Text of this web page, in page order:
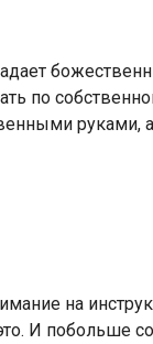
по
руками,
на
И побольше